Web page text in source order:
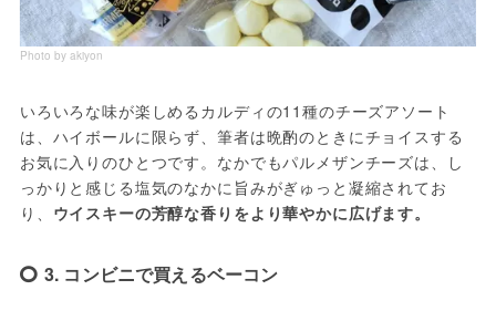
Photo by akiyon
いろいろな味が楽しめるカルディの11種のチーズアソート
は、ハイボールに限らず、筆者は晩酌のときにチョイスする
お気に入りのひとつです。なかでもパルメザンチーズは、し
っかりと感じる塩気のなかに旨みがぎゅっと凝縮されてお
り、 ウイスキーの芳醇な香りをより華やかに広げます。
3. コンビニで買えるベーコン